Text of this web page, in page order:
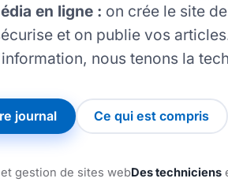
en ligne : on crée le site
et on publie vos
nous tenons la
journal Ce qui est compris
gestion de sites webDes techniciens